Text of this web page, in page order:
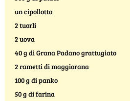
un cipollotto
2 tuorli
2 uova
40 g di Grana Padano grattugiato
2 rametti di maggiorana
100 g di panko
50 g di farina